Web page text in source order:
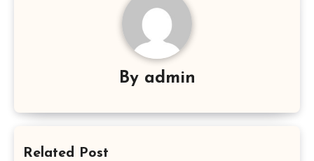
By admin
Related Post